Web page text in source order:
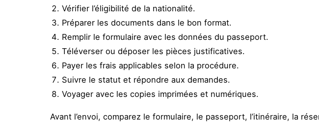
Vérifier l’éligibilité de la nationalité.
Préparer les documents dans le bon format.
Remplir le formulaire avec les données du passeport.
Téléverser ou déposer les pièces justificatives.
Payer les frais applicables selon la procédure.
Suivre le statut et répondre aux demandes.
Voyager avec les copies imprimées et numériques.
Avant l’envoi, comparez le formulaire, le passeport, l’itinéraire, la